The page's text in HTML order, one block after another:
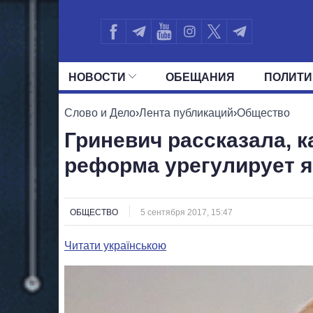
НОВОСТИ ОБЕЩАНИЯ
ВСЕ ПОЛИТИКИ ПРЕЗИДЕНТ И
Слово и Дело›Лента публикаций›Общество
Гриневич рассказала,
реформа урегулирует
ОБЩЕСТВО 5 сентября 2017, 15:47
Читати українською